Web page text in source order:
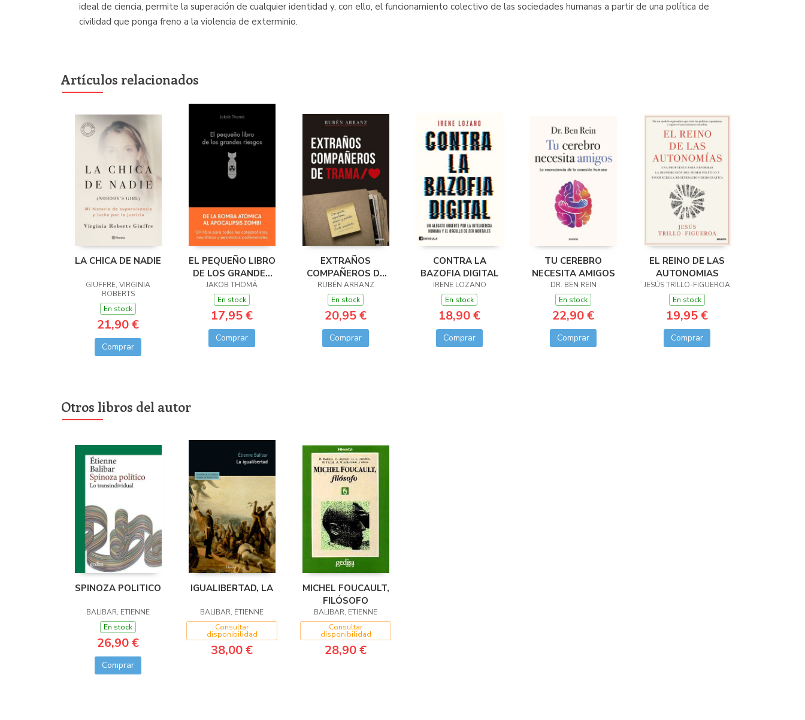
ideal de ciencia, permite la superación de cualquier identidad y, con ello, el funcionamiento colectivo de las sociedades humanas a partir de una política de
civilidad que ponga freno a la violencia de exterminio.
Artículos relacionados
LA CHICA DE NADIE
GIUFFRE, VIRGINIA
ROBERTS
En stock
21,90 €
Comprar
EL PEQUEÑO LIBRO
DE LOS GRANDES
RIESGOS
JAKOB THOMÄ
En stock
17,95 €
Comprar
EXTRAÑOS
COMPAÑEROS DE
TRAMA
RUBÉN ARRANZ
En stock
20,95 €
Comprar
CONTRA LA
BAZOFIA DIGITAL
IRENE LOZANO
En stock
18,90 €
Comprar
TU CEREBRO
NECESITA AMIGOS
DR. BEN REIN
En stock
22,90 €
Comprar
EL REINO DE LAS
AUTONOMIAS
JESÚS TRILLO-FIGUEROA
En stock
19,95 €
Comprar
Otros libros del autor
SPINOZA POLITICO
BALIBAR, ETIENNE
En stock
26,90 €
Comprar
IGUALIBERTAD, LA
BALIBAR, ÉTIENNE
Consultar
disponibilidad
38,00 €
MICHEL FOUCAULT,
FILÓSOFO
BALIBAR, ETIENNE
Consultar
disponibilidad
28,90 €